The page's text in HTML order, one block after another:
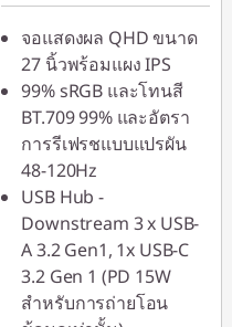
-
฿2,367.00
*Savings cannot be
combined
ใช้ eCoupon :
88SALETH
จอแสดงผล QHD ขนาด
27 นิ้วพร้อมแผง IPS
99% sRGB และโทนสี
BT.709 99% และอัตรา
การรีเฟรชแบบแปรผัน
48-120Hz
USB Hub -
Downstream 3 x USB-
A 3.2 Gen1, 1x USB-C
3.2 Gen 1 (PD 15W
สำหรับการถ่ายโอน